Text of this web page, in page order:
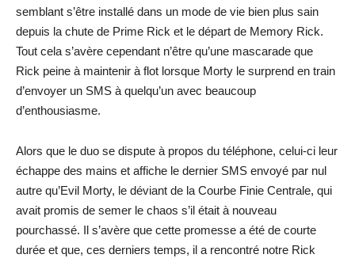
semblant s’être installé dans un mode de vie bien plus sain
depuis la chute de Prime Rick et le départ de Memory Rick.
Tout cela s’avère cependant n’être qu’une mascarade que
Rick peine à maintenir à flot lorsque Morty le surprend en train
d’envoyer un SMS à quelqu’un avec beaucoup
d’enthousiasme.
Alors que le duo se dispute à propos du téléphone, celui-ci leur
échappe des mains et affiche le dernier SMS envoyé par nul
autre qu’Evil Morty, le déviant de la Courbe Finie Centrale, qui
avait promis de semer le chaos s’il était à nouveau
pourchassé. Il s’avère que cette promesse a été de courte
durée et que, ces derniers temps, il a rencontré notre Rick